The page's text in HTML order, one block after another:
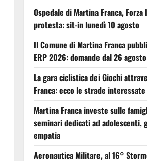
Ospedale di Martina Franca,
protesta: sit-in lunedì 10 agosto
Il Comune di Martina Franca
ERP 2026: domande dal 26 agosto
La gara ciclistica dei Giochi
Franca: ecco le strade
Martina Franca investe sulle
seminari dedicati ad adolescenti,
empatia
Aeronautica Militare, al 16°